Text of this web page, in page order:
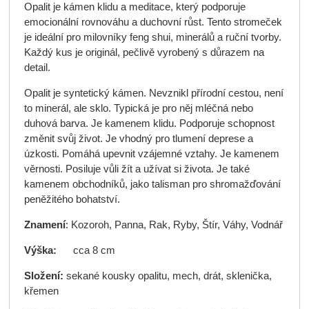
Opalit je kámen klidu a meditace, který podporuje
emocionální rovnováhu a duchovní růst. Tento stromeček
je ideální pro milovníky feng shui, minerálů a ruční tvorby.
Každý kus je originál, pečlivě vyrobený s důrazem na
detail.
Opalit je syntetický kámen. Nevznikl přírodní cestou, není
to minerál, ale sklo. Typická je pro něj mléčná nebo
duhová barva. Je kamenem klidu. Podporuje schopnost
změnit svůj život. Je vhodný pro tlumení deprese a
úzkosti. Pomáhá upevnit vzájemné vztahy. Je kamenem
věrnosti. Posiluje vůli žít a užívat si života. Je také
kamenem obchodníků, jako talisman pro shromažďování
peněžitého bohatství.
Znamení: Kozoroh, Panna, Rak, Ryby, Štír, Váhy, Vodnář
Výška: cca 8 cm
Složení: sekané kousky opalitu, mech, drát, sklenička,
křemen